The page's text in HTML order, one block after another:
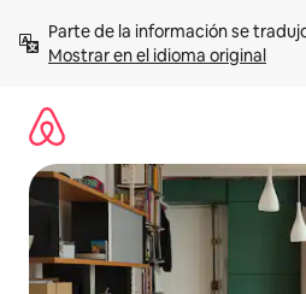
contenidoMostrar en el idioma original